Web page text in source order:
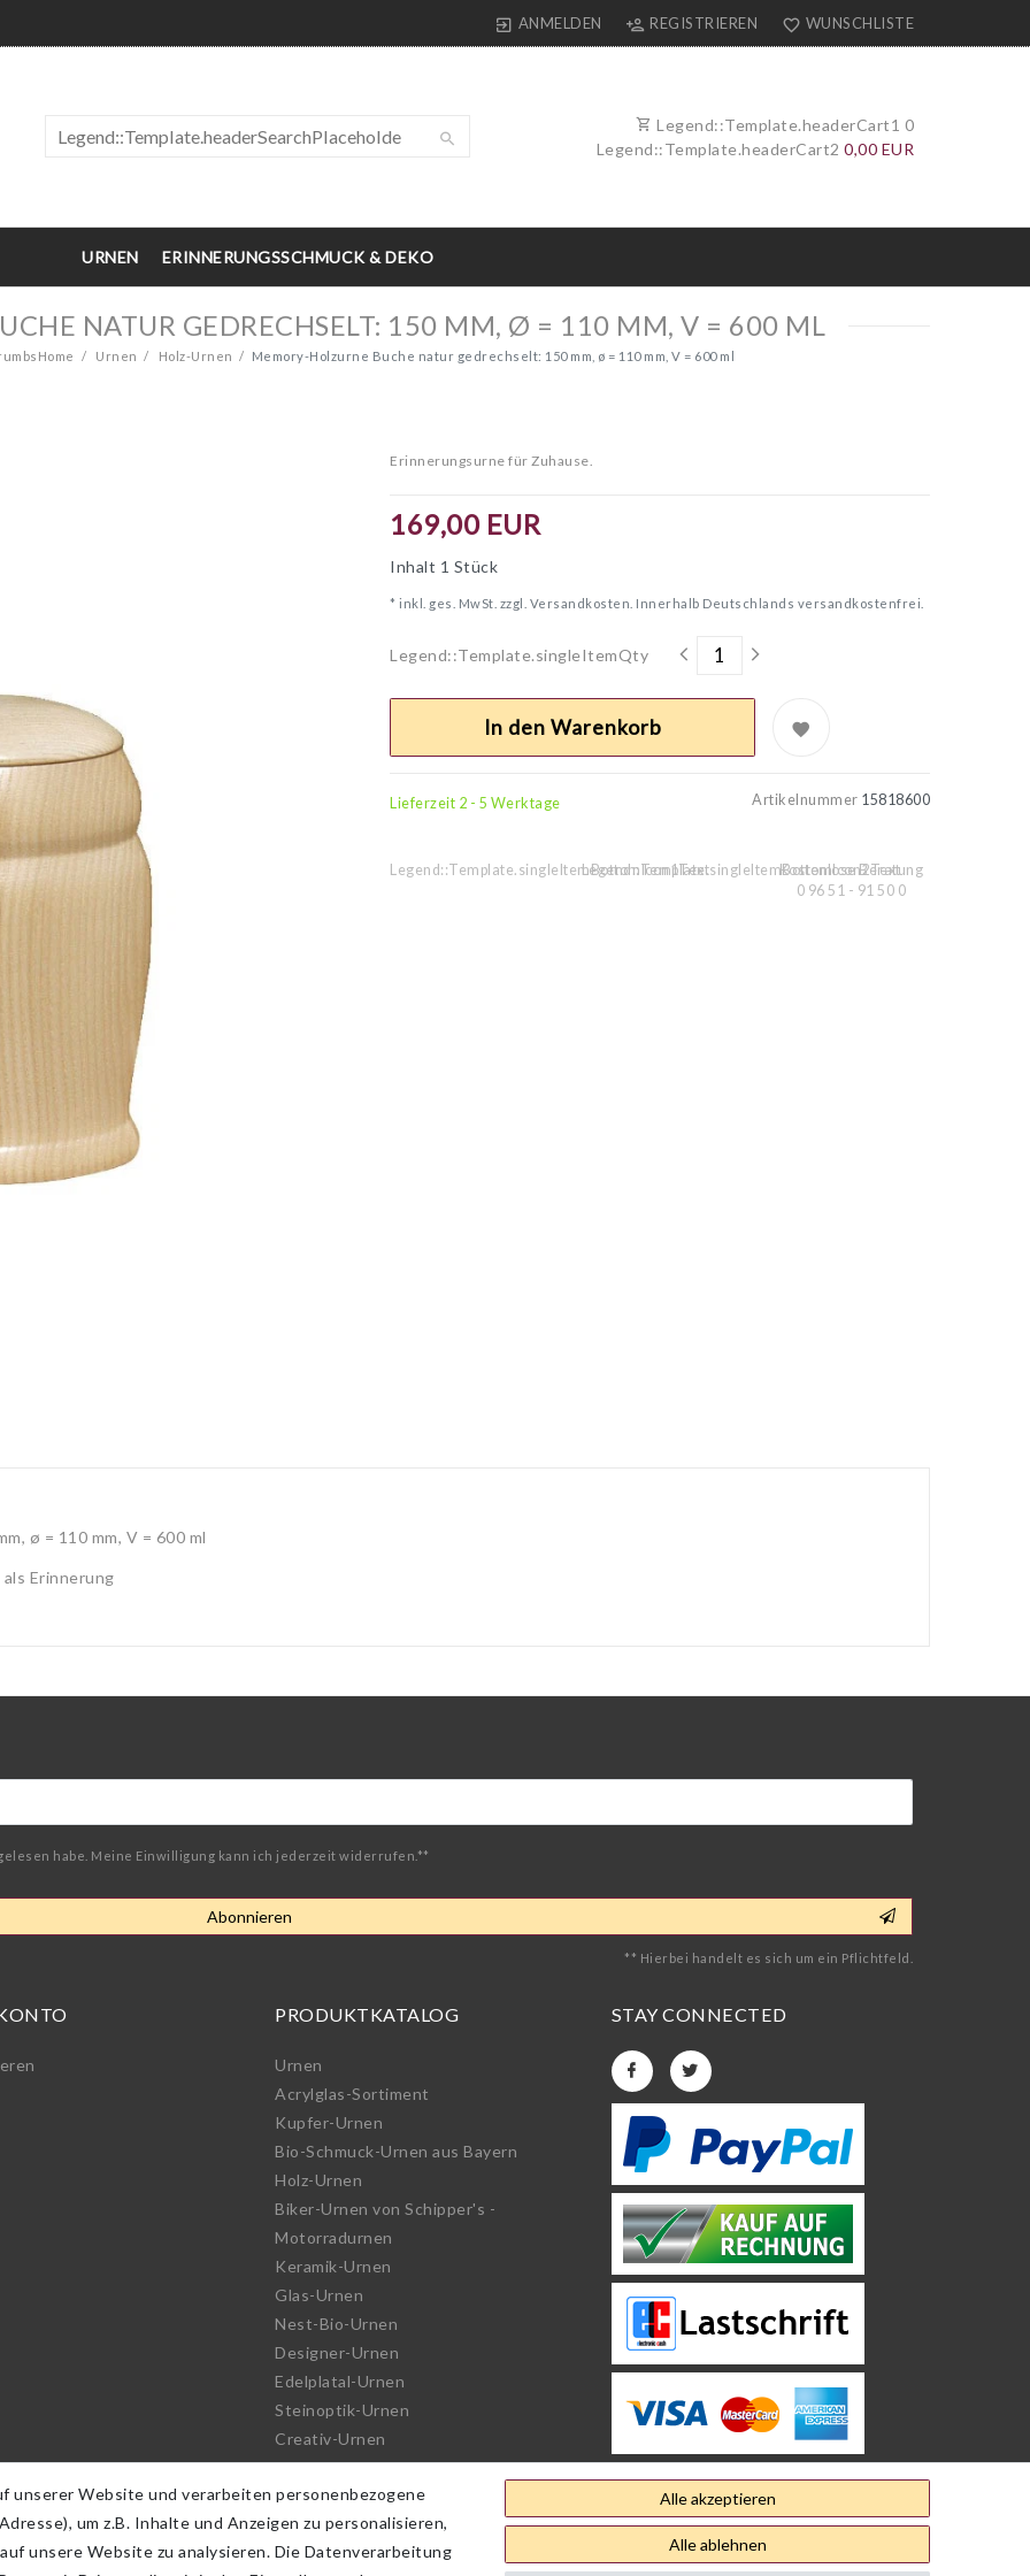
ANMELDEN REGISTRIEREN WUNSCHLISTE
Legend::Template.headerCart1 0
Legend::Template.headerCart2 0,00 EUR
URNEN ERINNERUNGSSCHMUCK & DEKO
NATUR GEDRECHSELT: 150 MM, Ø = 110 MM, V = 600 ML
Urnen Holz-Urnen Memory-Holzurne Buche natur gedrechselt: 150 mm, ø = 110 mm, V = 600 ml
Erinnerungsurne für Zuhause.
169,00 EUR
Inhalt 1 Stück
* inkl. ges. MwSt. zzgl. Versandkosten. Innerhalb Deutschlands versandkostenfrei.
Legend::Template.singleItemQty
In den Warenkorb
Lieferzeit 2 - 5 Werktage Artikelnummer 15818600
Legend::Template.singleItemBottomIcon1TextLegend::Template.singleItemBottomIcon2Text
Kostenlose Beratung
0 96 51 - 91 50 0
ø = 110 mm, V = 600 ml
Erinnerung
habe. Meine Einwilligung kann ich jederzeit widerrufen.**
Abonnieren
** Hierbei handelt es sich um ein Pflichtfeld.
PRODUKTKATALOG
Urnen
Acrylglas-Sortiment
Kupfer-Urnen
Bio-Schmuck-Urnen aus Bayern
Holz-Urnen
Biker-Urnen von Schipper's -
Motorradurnen
Keramik-Urnen
Glas-Urnen
Nest-Bio-Urnen
Designer-Urnen
Edelplatal-Urnen
Steinoptik-Urnen
Creativ-Urnen
See-Urnen
Bio-Urnen
Haute Couture Urnen
STAY CONNECTED
unserer Website und verarbeiten personenbezogene
um z.B. Inhalte und Anzeigen zu personalisieren,
unsere Website zu analysieren. Die Datenverarbeitung
Alle akzeptieren
Alle ablehnen